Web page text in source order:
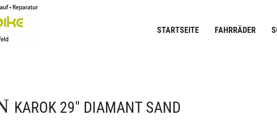
STARTSEITE FAHRRÄDER
KAROK 29" DIAMANT SAND